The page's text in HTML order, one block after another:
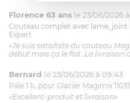
Florence 63 ans le 23/06/2026 à
Couteau complet avec lame,
Expert
«Je suis satisfaite du couteau
début mais ça le fait. La livraison
Bernard le 23/06/2026 à 09:43
Pale 1.1L pour Glacier Magimix
«Excellent: produit et livraison»